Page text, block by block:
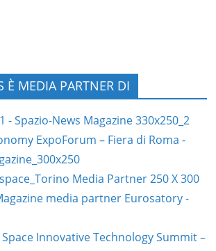
È MEDIA PARTNER DI